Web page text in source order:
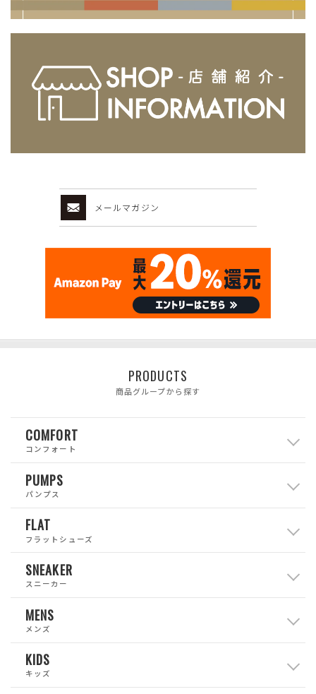
メールマガジン
PRODUCTS
商品グループから探す
COMFORT
コンフォート
PUMPS
パンプス
FLAT
フラットシューズ
SNEAKER
スニーカー
MENS
メンズ
KIDS
キッズ